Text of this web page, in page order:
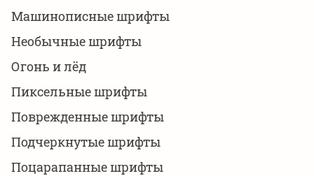
Машинописные шрифты
Необычные шрифты
Огонь и лёд
Пиксельные шрифты
Поврежденные шрифты
Подчеркнутые шрифты
Поцарапанные шрифты